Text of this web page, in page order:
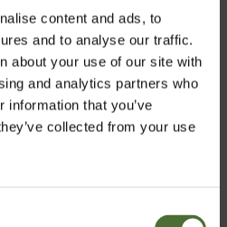
content and ads, to
and to analyse our traffic.
about your use of our site with
and analytics partners who
information that you’ve
collected from your use
utvalg av produkter med
vår.